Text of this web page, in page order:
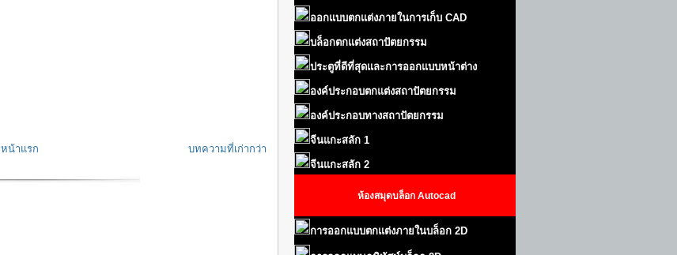
บทความที่เก่ากว่า
หน้าแรก
ออกแบบตกแต่งภายในการเก็บ CAD
บล็อกตกแต่งสถาปัตยกรรม
ประตูที่ดีที่สุดและการออกแบบหน้าต่าง
องค์ประกอบตกแต่งสถาปัตยกรรม
องค์ประกอบทางสถาปัตยกรรม
จีนแกะสลัก 1
จีนแกะสลัก 2
ห้องสมุดบล็อก Autocad
การออกแบบตกแต่งภายในบล็อก 2D